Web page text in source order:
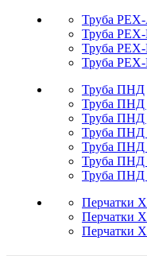
Труба PEX-
Труба PEX-
Труба PEX-
Труба PEX-
Труба ПНД
Труба ПНД
Труба ПНД
Труба ПНД
Труба ПНД
Труба ПНД
Труба ПНД
Перчатки
Перчатки
Перчатки